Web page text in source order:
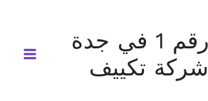
رقم 1 في جدة
شركة تكييف